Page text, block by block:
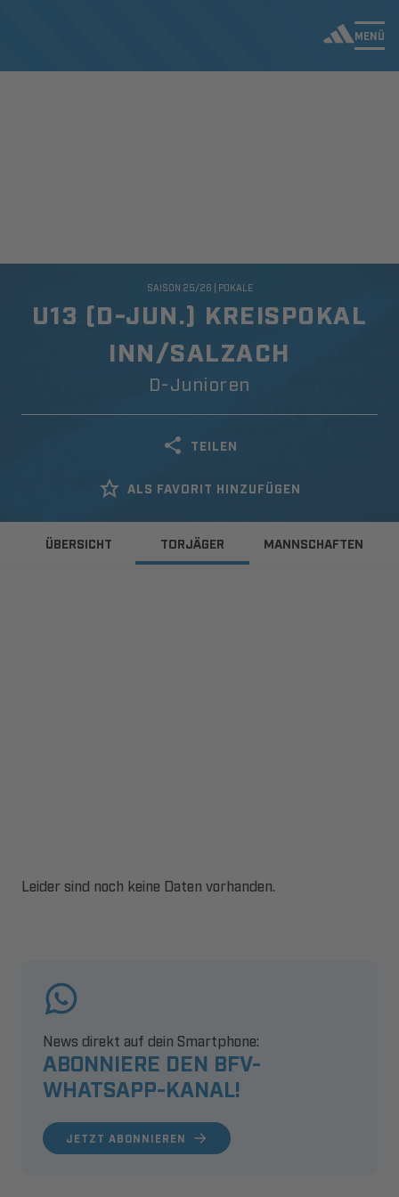
MENÜ
U13 (D-JUN.) KREISPOKAL
INN/SALZACH
D-Junioren
SAISON 25/26 | POKALE
TEILEN
ALS FAVORIT HINZUFÜGEN
ÜBERSICHT TORJÄGER MANNSCHAFTEN
Leider sind noch keine Daten vorhanden.
ABONNIERE DEN BFV-
WHATSAPP-KANAL!
News direkt auf dein Smartphone:
JETZT ABONNIEREN